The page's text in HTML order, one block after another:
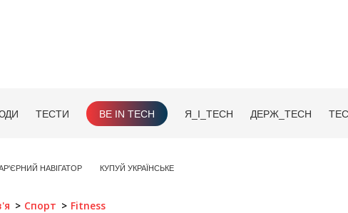
ТЕСТИ BE IN TECH Я_І_TECH ДЕРЖ_TECH
НАВІГАТОР КУПУЙ УКРАЇНСЬКЕ
Спорт Fitness